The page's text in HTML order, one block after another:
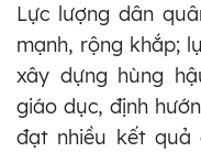
Lực lượng dân
mạnh, rộng khắp;
xây dựng hùng
giáo dục, định
đạt nhiều kết quả